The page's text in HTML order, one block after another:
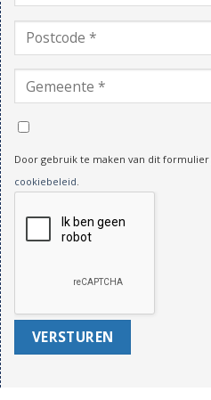
Door gebruik te maken van dit
cookiebeleid.